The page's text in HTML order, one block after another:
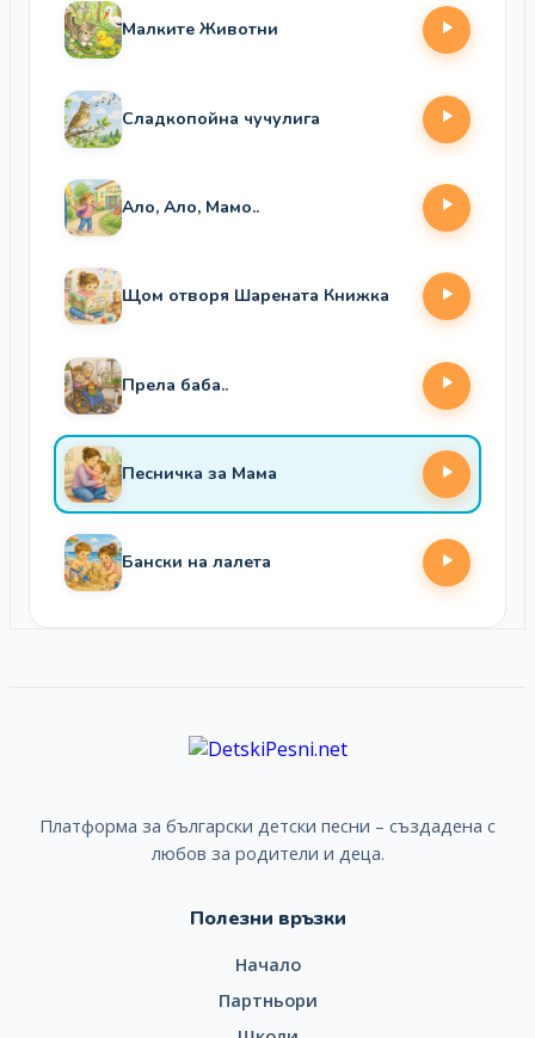
Малките Животни
Сладкопойна чучулига
Ало, Ало, Мамо..
Щом отворя Шарената Книжка
Прела баба..
Песничка за Мама
Бански на лалета
Платформа за български детски песни – създадена с
любов за родители и деца.
Полезни връзки
Начало
Партньори